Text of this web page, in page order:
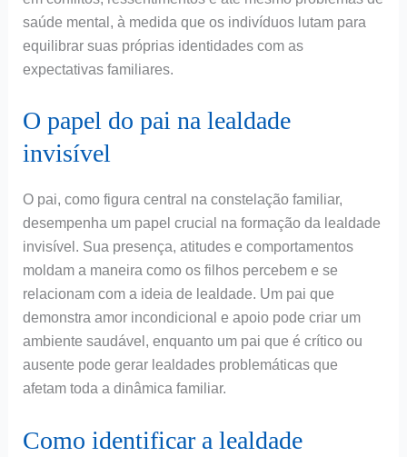
saúde mental, à medida que os indivíduos lutam para
equilibrar suas próprias identidades com as
expectativas familiares.
O papel do pai na lealdade
invisível
O pai, como figura central na constelação familiar,
desempenha um papel crucial na formação da lealdade
invisível. Sua presença, atitudes e comportamentos
moldam a maneira como os filhos percebem e se
relacionam com a ideia de lealdade. Um pai que
demonstra amor incondicional e apoio pode criar um
ambiente saudável, enquanto um pai que é crítico ou
ausente pode gerar lealdades problemáticas que
afetam toda a dinâmica familiar.
Como identificar a lealdade